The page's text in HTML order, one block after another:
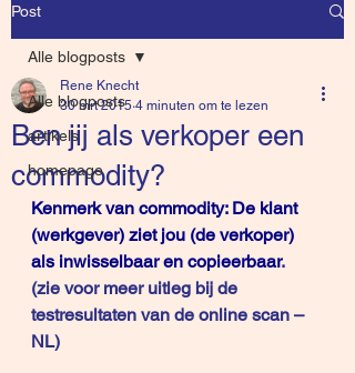
Post
Alle blogposts
artikels
homepage
Alle blogposts
Ben jij als verkoper een
commodity?
Rene Knecht
30 mrt 2015 4 minuten om te lezen
Kenmerk van commodity: De klant
(werkgever) ziet jou (de verkoper)
als inwisselbaar en copieerbaar.
(zie voor meer uitleg bij de
testresultaten van de online scan –
NL)